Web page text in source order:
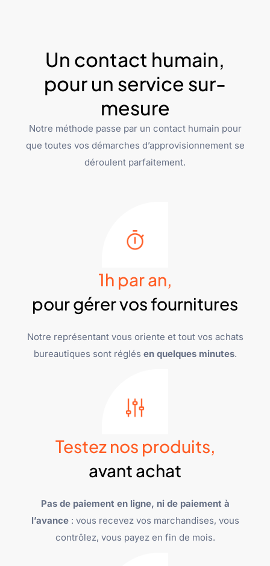
Un contact humain,
pour un service sur-
mesure
Notre méthode passe par un contact humain pour
que toutes vos démarches d’approvisionnement se
déroulent parfaitement.
1h par an,
pour gérer vos fournitures
Notre représentant vous oriente et tout vos achats
bureautiques sont réglés en quelques minutes.
Testez nos produits,
avant achat
Pas de paiement en ligne, ni de paiement à
l’avance: vous recevez vos marchandises, vous
contrôlez, vous payez en fin de mois.